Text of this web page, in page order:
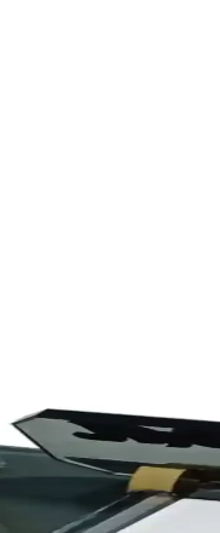
ve Çok
ve çok renkli
Estetik ve
kullanım sunar.
Ofis ve Çalışma
ofis ve çalışma
Tasarım ile